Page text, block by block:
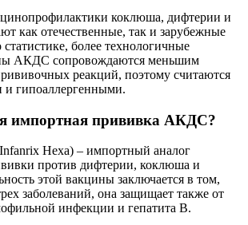
коклюша, дифтерии и
как отечественные, так и зарубежные
более технологичные
АКДС сопровождаются меньшим
реакций, поэтому считаются
и гипоаллергенными.
импортная прививка АКДС?
Hexa) – импортный аналог
против дифтерии, коклюша и
этой вакцины заключается в том,
заболеваний, она защищает также от
инфекции и гепатита В.